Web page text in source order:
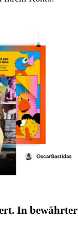
In bewährter